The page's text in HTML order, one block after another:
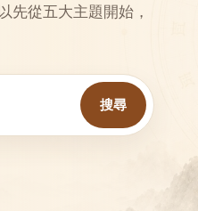
先從五大主題開始，
搜尋